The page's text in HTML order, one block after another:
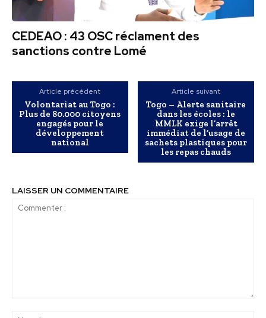
CEDEAO : 43 OSC réclament des
sanctions contre Lomé
Article précédent
Volontariat au Togo :
Plus de 80.000 citoyens
engagés pour le
développement
national
Article suivant
Togo – Alerte sanitaire
dans les écoles : le
MMLK exige l’arrêt
immédiat de l’usage de
sachets plastiques pour
les repas chauds
LAISSER UN COMMENTAIRE